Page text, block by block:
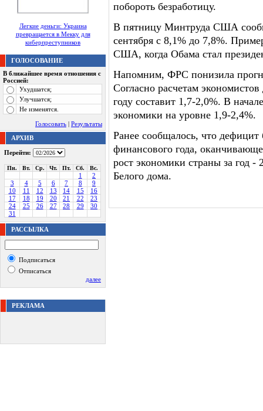
Легкие деньги: Украина
превращается в Мекку для
киберпреступников
ГОЛОСОВАНИЕ
В ближайшее время отношения с
Россией:
Ухудшатся;
Улучшатся;
Не изменятся.
Голосовать | Результаты
АРХИВ
Перейти:
Пн. Вт. Ср. Чт. Пт. Сб. Вс.
1
2
3
4 5 6 7 8
9
10
11 12 13 14 15
16
17
18 19 20 21 22
23
24
25 26 27 28 29
30
31
РАССЫЛКА
Подписаться
Отписаться
далее
РЕКЛАМА
побороть безработицу.
В пятницу Минтруда США
сентября с 8,1% до 7,8%.
США, когда Обама стал
Напомним, ФРС понизила
Согласно расчетам
году составит 1,7-2,0%. В
экономики на уровне 1,9-2,4%.
Ранее сообщалось, что
финансового года,
рост экономики страны за год
Белого дома.